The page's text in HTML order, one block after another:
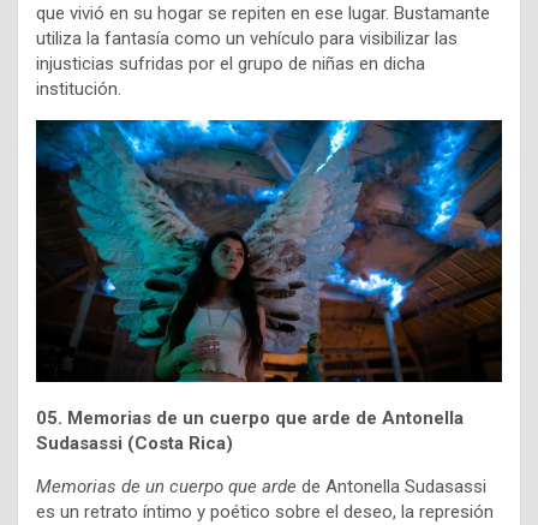
que vivió en su hogar se repiten en ese lugar. Bustamante
utiliza la fantasía como un vehículo para visibilizar las
injusticias sufridas por el grupo de niñas en dicha
institución.
05. Memorias de un cuerpo que arde de Antonella
Sudasassi (Costa Rica)
Memorias de un cuerpo que arde de Antonella Sudasassi
es un retrato íntimo y poético sobre el deseo, la represión